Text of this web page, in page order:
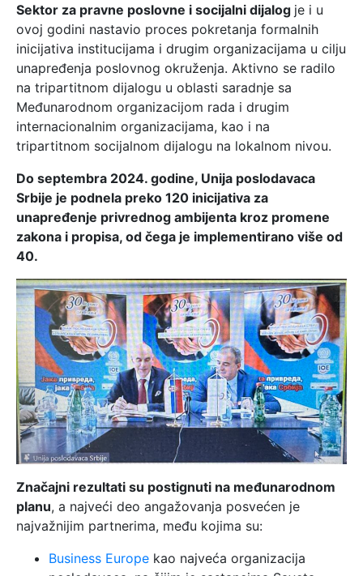
Sektor za pravne poslovne i socijalni dijalog je i u
ovoj godini nastavio proces pokretanja formalnih
inicijativa institucijama i drugim organizacijama u cilju
unapređenja poslovnog okruženja. Aktivno se radilo
na tripartitnom dijalogu u oblasti saradnje sa
Međunarodnom organizacijom rada i drugim
internacionalnim organizacijama, kao i na
tripartitnom socijalnom dijalogu na lokalnom nivou.
Do septembra 2024. godine, Unija poslodavaca
Srbije je podnela preko 120 inicijativa za
unapređenje privrednog ambijenta kroz promene
zakona i propisa, od čega je implementirano više od
40.
Značajni rezultati su postignuti na međunarodnom
planu, a najveći deo angažovanja posvećen je
najvažnijim partnerima, među kojima su:
Business Europe kao najveća organizacija